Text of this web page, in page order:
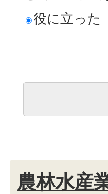
役に立った
農林水産